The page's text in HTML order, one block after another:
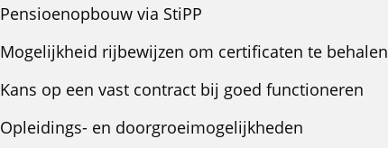
Pensioenopbouw via StiPP
Mogelijkheid rijbewijzen om certificaten te behalen
Kans op een vast contract bij goed functioneren
Opleidings- en doorgroeimogelijkheden